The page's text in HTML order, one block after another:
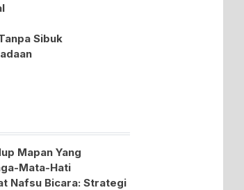
Sibuk
Mapan Yang
Mata-Hati
Nafsu Bicara: Strategi